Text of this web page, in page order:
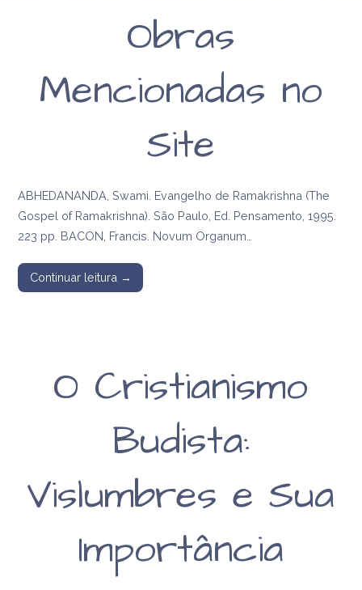
Obras
Mencionadas no
Site
ABHEDANANDA, Swami. Evangelho de Ramakrishna (The
Gospel of Ramakrishna). São Paulo, Ed. Pensamento, 1995.
223 pp. BACON, Francis. Novum Organum…
Continuar leitura →
O Cristianismo
Budista:
Vislumbres e Sua
Importância